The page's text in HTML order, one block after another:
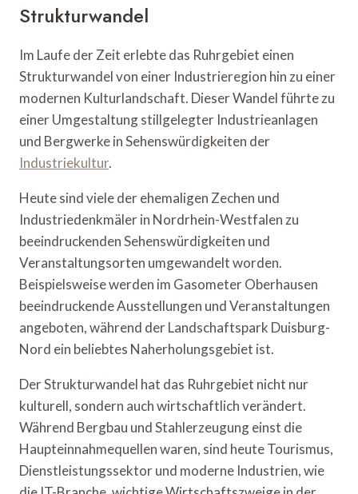
Strukturwandel
Im Laufe der Zeit erlebte das Ruhrgebiet einen
Strukturwandel von einer Industrieregion hin zu einer
modernen Kulturlandschaft. Dieser Wandel führte zu
einer Umgestaltung stillgelegter Industrieanlagen
und Bergwerke in Sehenswürdigkeiten der
Industriekultur.
Heute sind viele der ehemaligen Zechen und
Industriedenkmäler in Nordrhein-Westfalen zu
beeindruckenden Sehenswürdigkeiten und
Veranstaltungsorten umgewandelt worden.
Beispielsweise werden im Gasometer Oberhausen
beeindruckende Ausstellungen und Veranstaltungen
angeboten, während der Landschaftspark Duisburg-
Nord ein beliebtes Naherholungsgebiet ist.
Der Strukturwandel hat das Ruhrgebiet nicht nur
kulturell, sondern auch wirtschaftlich verändert.
Während Bergbau und Stahlerzeugung einst die
Haupteinnahmequellen waren, sind heute Tourismus,
Dienstleistungssektor und moderne Industrien, wie